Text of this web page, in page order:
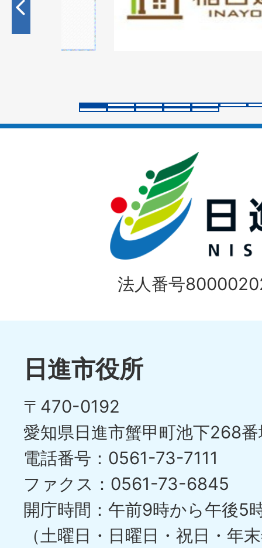
目
ラ
イ
ド
法人番号
日進市役所
〒470-0192
愛知県日進市蟹甲町池下268
電話番号：0561-73-7111
ファクス：0561-73-6845
開庁時間：午前9時から午後5
（土曜日・日曜日・祝日・年